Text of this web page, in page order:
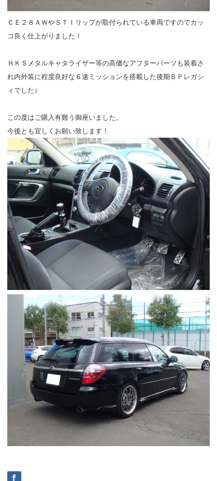
ＣＥ２８ＡＷやＳＴＩリップが取付られている車両ですのでカッ
コ良く仕上がりました！
ＨＫＳメタルキャタライザー等の高価なアフターパーツも装着さ
れ内外装に程度良好な６速ミッションを搭載した後期ＢＰレガシ
ィでした♪
この度はご購入有難う御座いました。
今後とも宜しくお願い致します！